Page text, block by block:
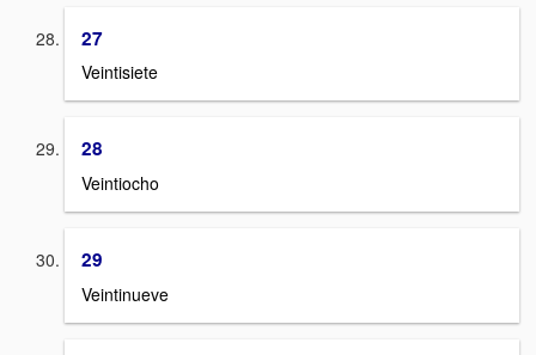
27
Veintisiete
28
Veintiocho
29
Veintinueve